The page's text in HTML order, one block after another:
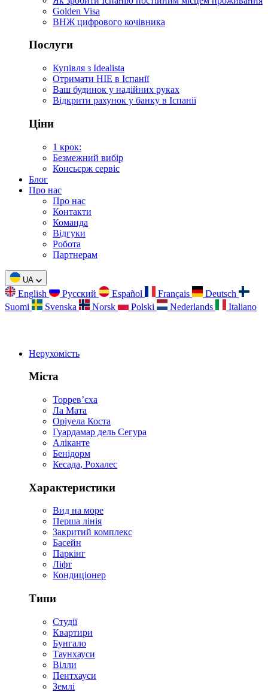
Golden Visa
ВНЖ цифрового кочівника
Послуги
Купівля з Idealista
Отримати НІЕ в Іспанії
Ваш будинок у надійних руках
Відкрити рахунок у банку в Іспанії
Ціни
1 крок:
Безмежний вибір
Консьєрж сервіс
Блог
Про нас
Про нас
Контакти
Команда
Відгуки
Робота
Партнерам
UA
English Русский Español Français
Deutsch
Suomi
Svenska Norsk Polski Nederlands Italiano
Нерухомість
Міста
Торревʼєха
Ла Мата
Оріуела Коста
Гуардамар дель Сегура
Аліканте
Бенідорм
Кесада, Рохалес
Характеристики
Вид на море
Перша лінія
Закритий комплекс
Басейн
Паркінг
Ліфт
Кондиціонер
Типи
Студії
Квартири
Бунгало
Таунхауси
Вілли
Пентхауси
Землі